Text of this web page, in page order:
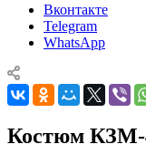
Вконтакте
Telegram
WhatsApp
Костюм КЗМ-